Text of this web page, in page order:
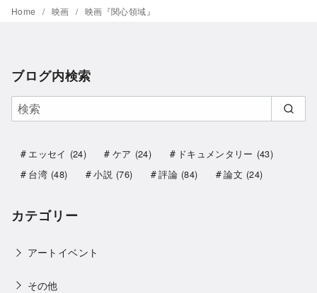
Home 映画 映画『関心領域』
ブログ内検索
エッセイ (24) ケア (24) ドキュメンタリー (43)
台湾 (48) 小説 (76) 評論 (84) 論文 (24)
カテゴリー
アートイベント
その他